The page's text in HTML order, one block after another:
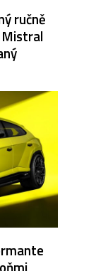
ručně